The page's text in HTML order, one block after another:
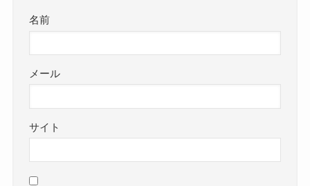
名前
メール
サイト